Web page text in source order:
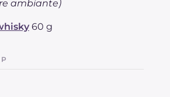
ambiante)
60 g